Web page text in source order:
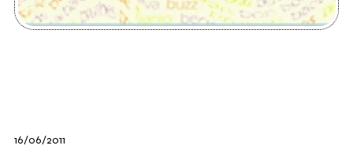
16/06/2011